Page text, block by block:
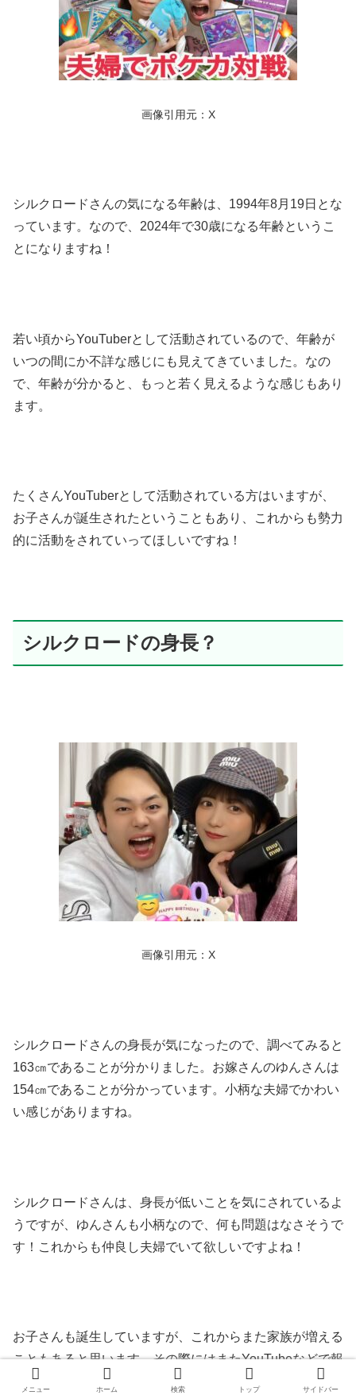
画像引用元：X
シルクロードさんの気になる年齢は、1994年8月19日とな
っています。なので、2024年で30歳になる年齢というこ
とになりますね！
若い頃からYouTuberとして活動されているので、年齢が
いつの間にか不詳な感じにも見えてきていました。なの
で、年齢が分かると、もっと若く見えるような感じもあり
ます。
たくさんYouTuberとして活動されている方はいますが、
お子さんが誕生されたということもあり、これからも勢力
的に活動をされていってほしいですね！
シルクロードの身長？
画像引用元：X
シルクロードさんの身長が気になったので、調べてみると
163㎝であることが分かりました。お嫁さんのゆんさんは
154㎝であることが分かっています。小柄な夫婦でかわい
い感じがありますね。
シルクロードさんは、身長が低いことを気にされているよ
うですが、ゆんさんも小柄なので、何も問題はなさそうで
す！これからも仲良し夫婦でいて欲しいですよね！
お子さんも誕生していますが、これからまた家族が増える
こともあると思います。その際にはまたYouTubeなどで報
告されてほしいですね！
メニュー ホーム 検索 トップ サイドバー